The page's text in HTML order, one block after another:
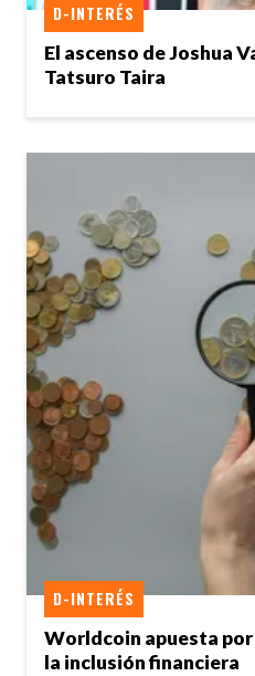
El ascenso de Joshua
Tatsuro Taira
D-INTERÉS
Worldcoin apuesta
la inclusión financiera
D-INTERÉS